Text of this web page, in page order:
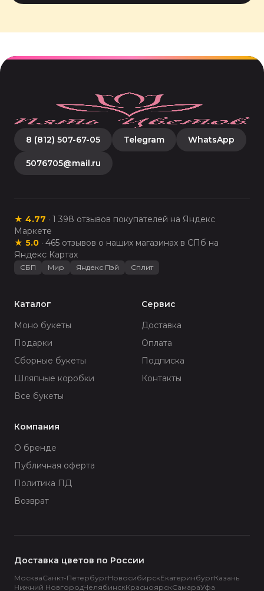
8 (812) 507-67-05 Telegram WhatsApp
5076705@mail.ru
★ 4.77 · 1 398 отзывов покупателей на Яндекс
Маркете
★ 5.0 · 465 отзывов о наших магазинах в СПб на
Яндекс Картах
СБП Мир Яндекс Пэй Сплит
Каталог
Моно букеты
Подарки
Сборные букеты
Шляпные коробки
Все букеты
Сервис
Доставка
Оплата
Подписка
Контакты
Компания
О бренде
Публичная оферта
Политика ПД
Возврат
Доставка цветов по России
МоскваСанкт-ПетербургНовосибирскЕкатеринбургКазань
Нижний НовгородЧелябинскКрасноярскСамараУфа